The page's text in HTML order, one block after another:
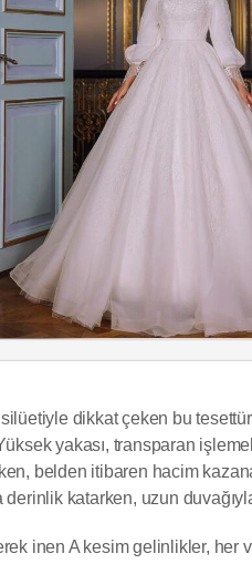
dikkat çeken bu
yakası, transparan
belden itibaren hacim
derinlik katarken, uzun
inen A kesim gelinlikler, her